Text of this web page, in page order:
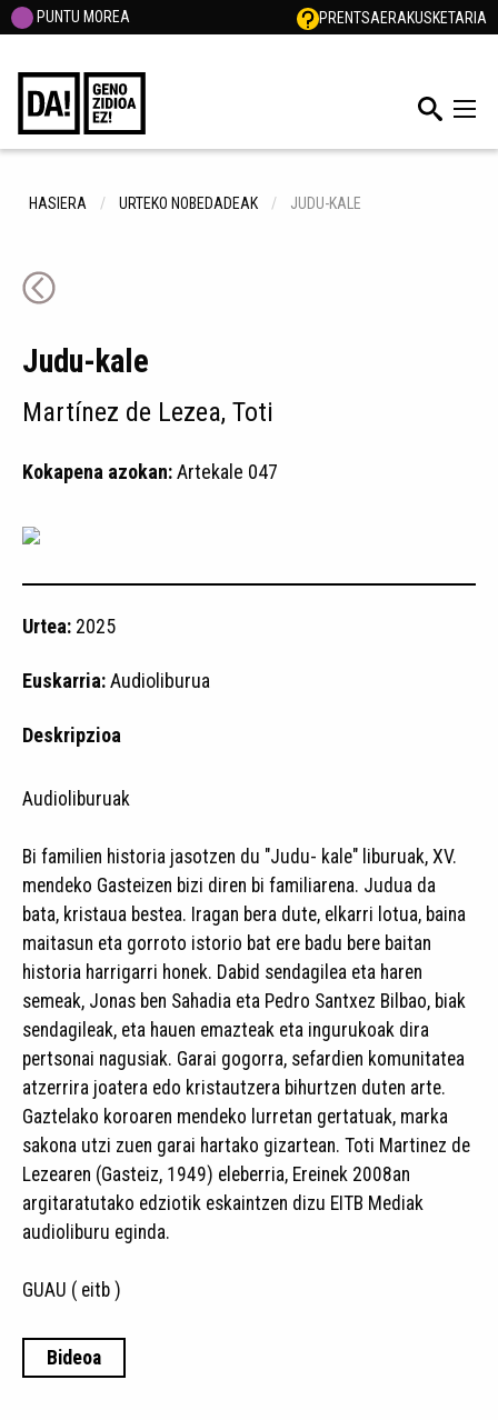
PUNTU MOREA PRENTSAERAKUSKETARIA
HASIERA URTEKO NOBEDADEAK JUDU-KALE
Judu-kale
Martínez de Lezea, Toti
Kokapena azokan:Artekale 047
Urtea: 2025
Euskarria:Audioliburua
Deskripzioa
Audioliburuak
Bi familien historia jasotzen du "Judu- kale" liburuak, XV.
mendeko Gasteizen bizi diren bi familiarena. Judua da
bata, kristaua bestea. Iragan bera dute, elkarri lotua, baina
maitasun eta gorroto istorio bat ere badu bere baitan
historia harrigarri honek. Dabid sendagilea eta haren
semeak, Jonas ben Sahadia eta Pedro Santxez Bilbao, biak
sendagileak, eta hauen emazteak eta ingurukoak dira
pertsonai nagusiak. Garai gogorra, sefardien komunitatea
atzerrira joatera edo kristautzera bihurtzen duten arte.
Gaztelako koroaren mendeko lurretan gertatuak, marka
sakona utzi zuen garai hartako gizartean. Toti Martinez de
Lezearen (Gasteiz, 1949) eleberria, Ereinek 2008an
argitaratutako edziotik eskaintzen dizu EITB Mediak
audioliburu eginda.​
GUAU ( eitb )
Bideoa